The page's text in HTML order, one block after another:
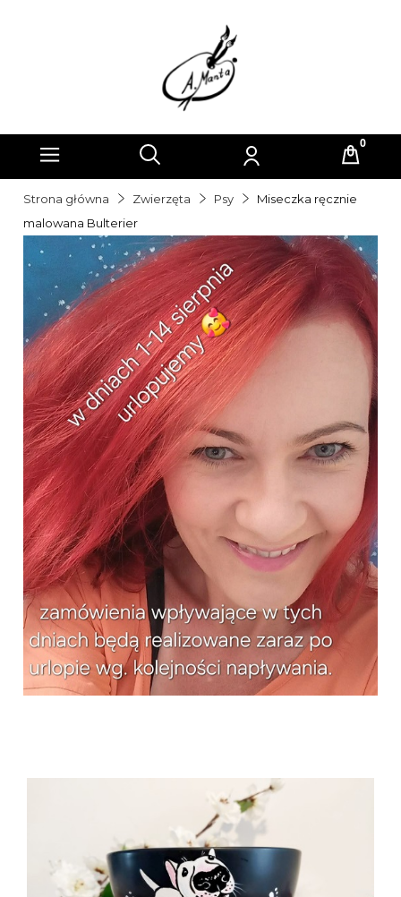
Strona główna Zwierzęta Psy
Miseczka ręcznie
malowana Bulterier